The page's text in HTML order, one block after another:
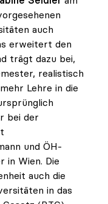
auch
erweitert den
trägt dazu bei,
realistisch
Lehre in die
bei der
und ÖH-
in Wien. Die
auch die
in das